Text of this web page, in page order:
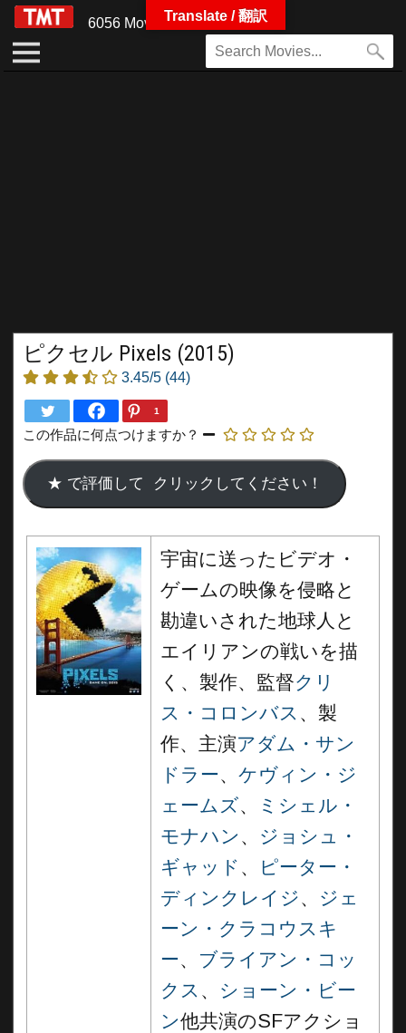
6056 Movies
ピクセル Pixels (2015)
3.45/5 (44)
1
この作品に何点つけますか？
宇宙に送ったビデオ・
ゲームの映像を侵略と
勘違いされた地球人と
エイリアンの戦いを描
く、製作、監督クリ
ス・コロンバス 、製
作、主演アダム・サン
ドラー、 ケヴィン・ジ
ェームズ、
ミシェル・
モナハン 、 ジョシュ・
ギャッド 、
ピーター・
ディンクレイジ、 ジェ
ーン・クラコウスキ
ー、 ブライアン・コッ
クス 、 ショーン・ビー
ン他共演のSFアクショ
Translate / 翻訳